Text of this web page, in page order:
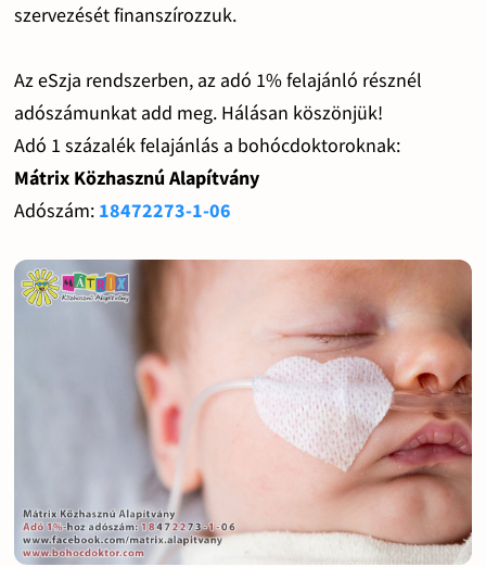
szervezését finanszírozzuk.
Az eSzja rendszerben, az adó 1% felajánló résznél
adószámunkat add meg. Hálásan köszönjük!
Adó 1 százalék felajánlás a bohócdoktoroknak:
Mátrix Közhasznú Alapítvány
Adószám: 18472273-1-06